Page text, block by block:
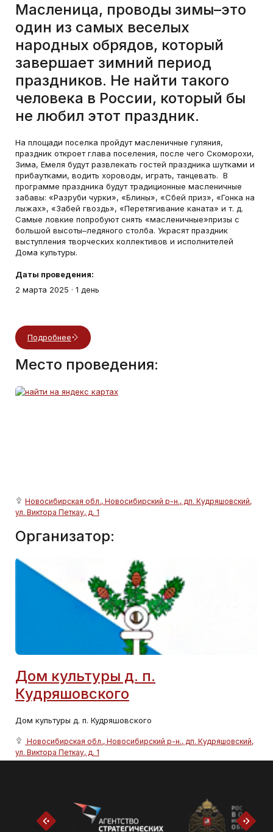
Масленица, проводы зимы–это
один из самых веселых
народных обрядов, который
завершает зимний период
праздников. Не найти такого
человека в России, который бы
не любил этот праздник.
На площади поселка пройдут масленичные гуляния,
праздник откроет глава поселения, после чего Скоморохи,
Зима, Емеля будут развлекать гостей праздника шутками и
прибаутками, водить хороводы, играть, танцевать. В
программе праздника будут традиционные масленичные
забавы: «Разруби чурки», «Блины», «Сбей приз», «Гонка на
лыжах», «Забей гвоздь», «Перетягивание каната» и т. д.
Самые ловкие попробуют снять «масленичные»призы с
большой высоты–ледяного столба. Украсят праздник
выступления творческих коллективов и исполнителей
Дома культуры.
Даты проведения:
2 марта 2025 · 1 день
Подробнее
Место проведения:
Новосибирская обл., Новосибирский р-н., дп. Кудряшовский,
ул. Виктора Петкау, д. 1
Организатор:
Дом культуры д. п.
Кудряшовского
Дом культуры д. п. Кудряшовского
Новосибирская обл., Новосибирский р-н., дп. Кудряшовский,
ул. Виктора Петкау, д. 1